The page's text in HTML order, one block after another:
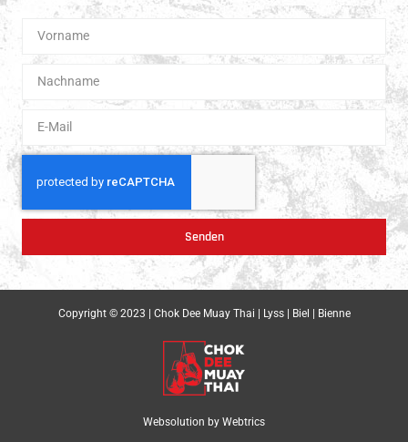
Senden
Copyright © 2023 | Chok Dee Muay Thai | Lyss | Biel | Bienne
Websolution by Webtrics